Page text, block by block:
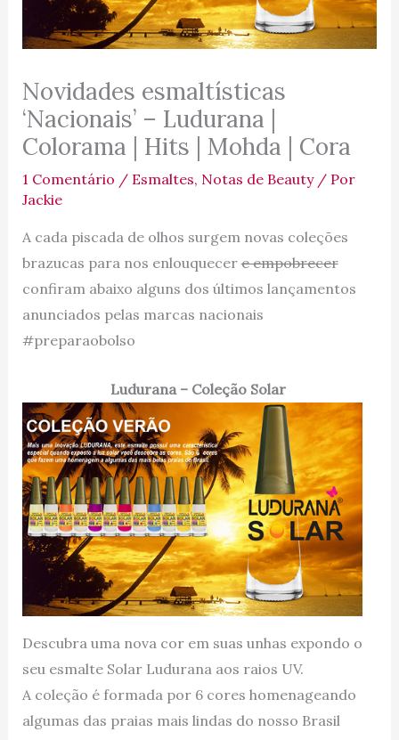
Novidades esmaltísticas
‘Nacionais’ – Ludurana |
Colorama | Hits | Mohda | Cora
1 Comentário / Esmaltes, Notas de Beauty/ Por
Jackie
A cada piscada de olhos surgem novas coleções
brazucas para nos enlouquecere empobrecer
confiram abaixo alguns dos últimos lançamentos
anunciados pelas marcas nacionais
#preparaobolso
Ludurana – Coleção Solar
Descubra uma nova cor em suas unhas expondo o
seu esmalte Solar Ludurana aos raios UV.
A coleção é formada por 6 cores homenageando
algumas das praias mais lindas do nosso Brasil